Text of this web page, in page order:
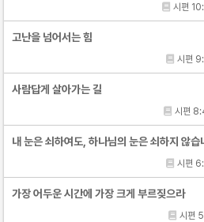
시편
고난을 넘어서는 힘
시편
사람답게 살아가는 길
시편
내 눈은 쇠하여도, 하나님의 눈은 쇠하지 않습
시편
가장 어두운 시간에 가장 크게 부르짖으라
시편